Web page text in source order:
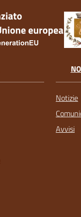
Notizie
Avvisi